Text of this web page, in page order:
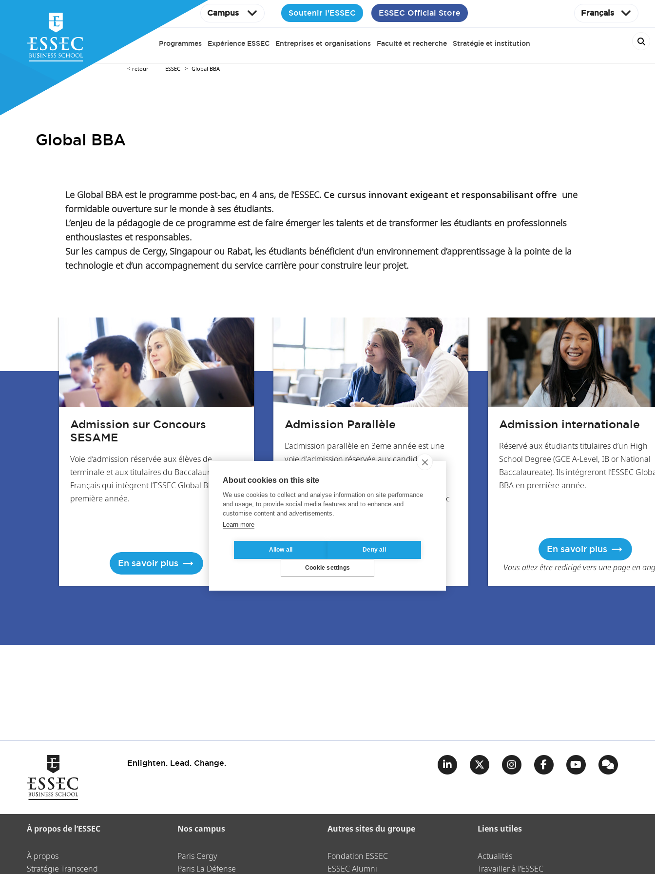
Campus Soutenir l'ESSEC ESSEC Official Store Français
Programmes Expérience ESSEC Entreprises et organisations Faculté et recherche Stratégie et institution
retour ESSEC Global BBA
Global BBA
Le Global BBA est le programme post-bac, en 4 ans, de l’ESSEC. Ce cursus innovant exigeant et responsabilisant offre une
formidable ouverture sur le monde à ses étudiants.
L’enjeu de la pédagogie de ce programme est de faire émerger les talents et de transformer les étudiants en professionnels
enthousiastes et responsables.
Sur les campus de Cergy, Singapour ou Rabat, les étudiants bénéficient d'un environnement d’apprentissage à la pointe de la
technologie et d’un accompagnement du service carrière pour construire leur projet.
Admission sur Concours
SESAME
Voie d’admission réservée aux élèves de
terminale et aux titulaires du Baccalauréat
Français qui intègrent l’ESSEC Global BBA en
première année.
En savoir plus
Admission Parallèle
L'admission parallèle en 3eme année est une
voie d'admission réservée aux candidats
cours de validation, un minimum de deux
années d’enseignement supérieur (niveau Bac
+2, soit 120 ECTS ou équivalent)
En savoir plus
Admission internationale
Réservé aux étudiants titulaires d’un High
School Degree (GCE A-Level, IB or National
Baccalaureate). Ils intégreront l’ESSEC
BBA en première année.
En savoir plus
Vous allez être redirigé vers une page en
Enlighten. Lead. Change.
À propos de l’ESSEC
À propos
Stratégie Transcend
Nos campus
Paris Cergy
Paris La Défense
Autres sites du groupe
Fondation ESSEC
ESSEC Alumni
Liens utiles
Actualités
Travailler à l’ESSEC
About cookies on this site
We use cookies to collect and analyse information on site performance
and usage, to provide social media features and to enhance and
customise content and advertisements.
Learn more
Allow all Deny all
Cookie settings